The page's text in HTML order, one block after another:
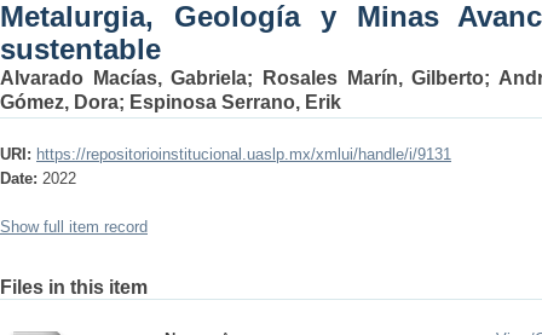
Metalurgia, Geología y Minas
Metalurgia, Geología y Minas
sustentable
Alvarado Macías, Gabriela; Rosales Marín, Gilberto;
Gómez, Dora; Espinosa Serrano, Erik
URI: https://repositorioinstitucional.uaslp.mx/xmlui/handle/i/9131
Date: 2022
Show full item record
Files in this item